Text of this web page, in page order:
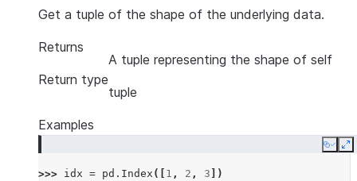
Get a tuple of the shape of the underlying data.
Returns
A tuple representing the shape of self
Return type
tuple
Examples
Copy
>>> idx = pd . Index ([ 1 , 2 , 3 ])